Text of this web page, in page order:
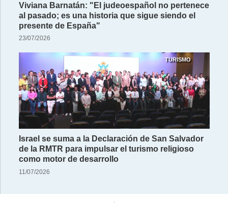
Viviana Barnatán: "El judeoespañol no pertenece
al pasado; es una historia que sigue siendo el
presente de España"
23/07/2026
TURISMO
Israel se suma a la Declaración de San Salvador
de la RMTR para impulsar el turismo religioso
como motor de desarrollo
11/07/2026